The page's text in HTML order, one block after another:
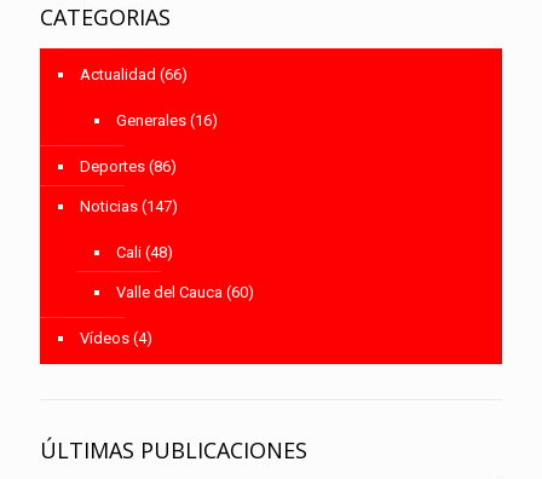
CATEGORIAS
Actualidad (66)
Generales (16)
Deportes (86)
Noticias (147)
Cali (48)
Valle del Cauca (60)
Vídeos (4)
ÚLTIMAS PUBLICACIONES